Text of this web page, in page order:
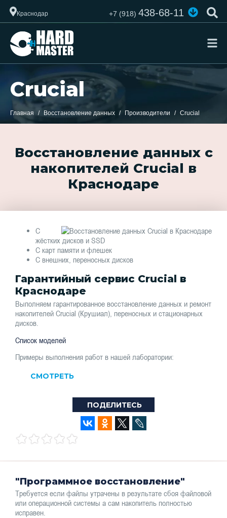
Краснодар +7 (918)438-68-11
Crucial
Главная Восстановление данных Производители Crucial
Восстановление данных с
накопителей Crucial в
Краснодаре
С
жёстких дисков и SSD
С карт памяти и флешек
С внешних, переносных дисков
Гарантийный сервис Crucial в
Краснодаре
Выполняем гарантированное восстановление данных и ремонт
накопителей Crucial (Крушиал), переносных и стационарных
дисков.
Список моделей
Примеры выполнения работ в нашей лаборатории:
СМОТРЕТЬ
ПОДЕЛИТЕСЬ
"Программное восстановление"
Требуется если файлы утрачены в результате сбоя файловой
или операционной системы а сам накопитель полностью
исправен.